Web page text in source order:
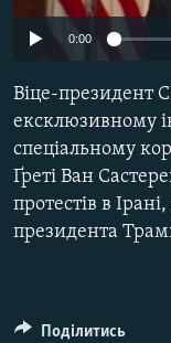
МУЛЬТИМЕДІА
СПЕЦПРОЄКТИ
ПОДКАСТИ
КРИМ РЕАЛІЇ
РУС
0:00
Віце-
ексклюзивному
спеціальному
Ґреті Ван
протестів в
президента
Поділитись